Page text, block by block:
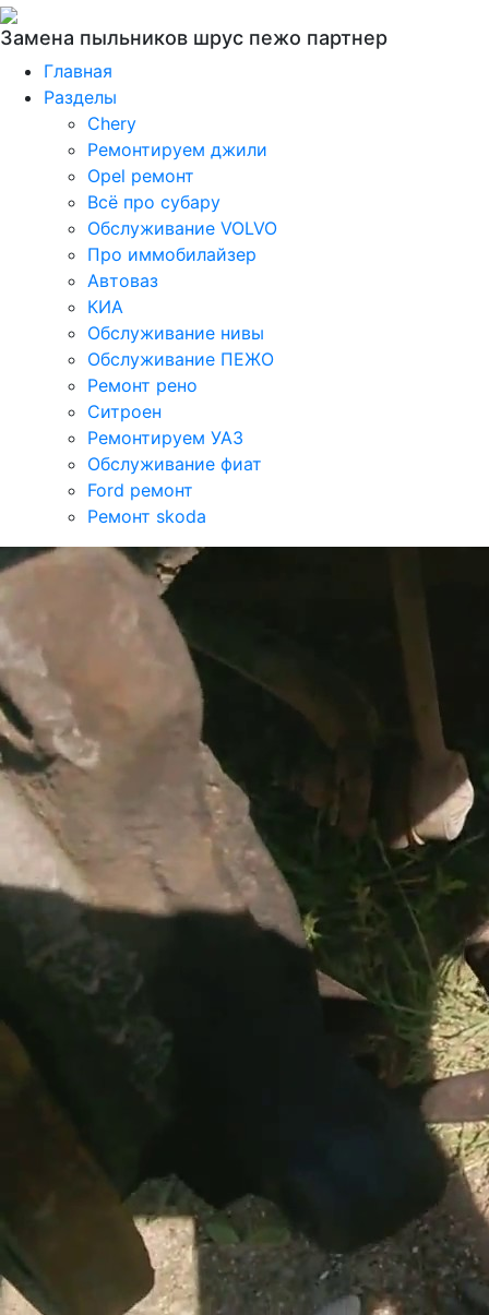
Замена пыльников шрус пежо партнер
Главная
Разделы
Chery
Ремонтируем джили
Opel ремонт
Всё про субару
Обслуживание VOLVO
Про иммобилайзер
Автоваз
КИА
Обслуживание нивы
Обслуживание ПЕЖО
Ремонт рено
Ситроен
Ремонтируем УАЗ
Обслуживание фиат
Ford ремонт
Ремонт skoda